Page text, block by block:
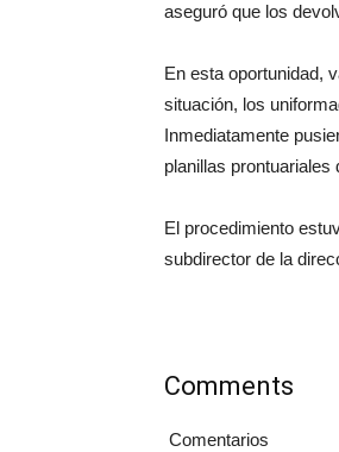
aseguró que los
En esta oportunidad,
situación, los
Inmediatamente
planillas prontuariales
El procedimiento
subdirector de la
Comments
Comentarios